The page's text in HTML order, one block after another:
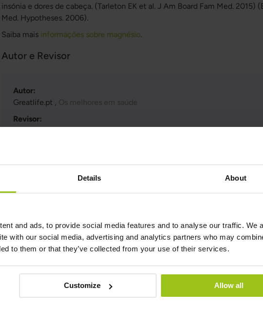
Details About
and ads, to provide social media features and to analyse our traffic. We
with our social media, advertising and analytics partners who may
to them or that they’ve collected from your use of their services.
Customize Allow all
insónia e dores de cabeça. (Tarleton EK et al. J Am Board Fam Med. 2015)
Med. Hypotheses. 2006).
Saiba mais informações sobre magnésio.
Autor e Revisor
Autor:
Greatlife.pt , Os melhores em saúde
Revisor:
Produtos Relacionados
Magnésio M4
36,99 €